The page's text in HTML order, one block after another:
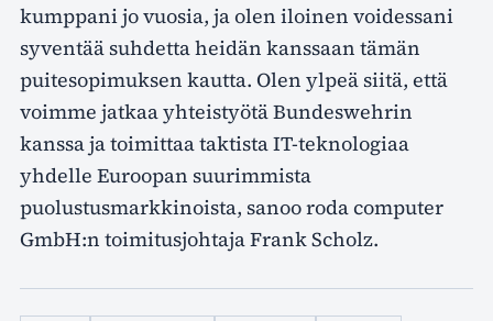
kumppani jo vuosia, ja olen iloinen voidessani
syventää suhdetta heidän kanssaan tämän
puitesopimuksen kautta. Olen ylpeä siitä, että
voimme jatkaa yhteistyötä Bundeswehrin
kanssa ja toimittaa taktista IT-teknologiaa
yhdelle Euroopan suurimmista
puolustusmarkkinoista, sanoo roda computer
GmbH:n toimitusjohtaja Frank Scholz.